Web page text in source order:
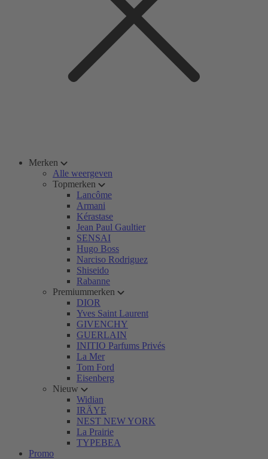
Merken
Alle weergeven
Topmerken
Lancôme
Armani
Kérastase
Jean Paul Gaultier
SENSAI
Hugo Boss
Narciso Rodriguez
Shiseido
Rabanne
Premiummerken
DIOR
Yves Saint Laurent
GIVENCHY
GUERLAIN
INITIO Parfums Privés
La Mer
Tom Ford
Eisenberg
Nieuw
Widian
IRÄYE
NEST NEW YORK
La Prairie
TYPEBEA
Promo